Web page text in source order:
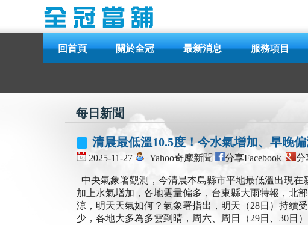
回首頁 關於全冠 最新消息 服務項目
每日新聞
清晨最低溫10.5度！今水氣增加、早晚
2025-11-27 Yahoo奇摩新聞 分享Facebook 分
中央氣象署觀測，今清晨本島縣市平地最低溫出現
加上水氣增加，各地雲量偏多，台東縣大雨特報，北
涼，明天天氣如何？氣象署指出，明天（28日）持續
少，各地大多為多雲到晴，周六、周日（29日、30日